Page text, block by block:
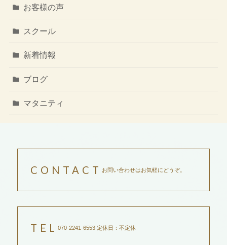
お客様の声
スクール
新着情報
ブログ
マタニティ
CONTACT お問い合わせはお気軽にどうぞ。
TEL 070-2241-6553 定休日：不定休